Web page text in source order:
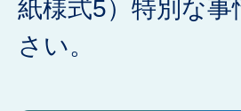
紙様式5）特別な
さい。